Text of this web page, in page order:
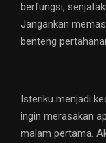
berfungsi,
Jangankan
benteng
Isteriku menjadi
ingin merasakan
malam pertama.